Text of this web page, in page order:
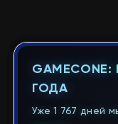
ГОДА
Уже 1 767 дней